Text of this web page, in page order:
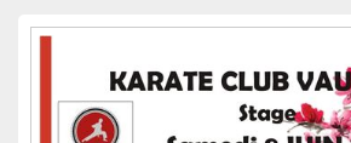
Zone
principale